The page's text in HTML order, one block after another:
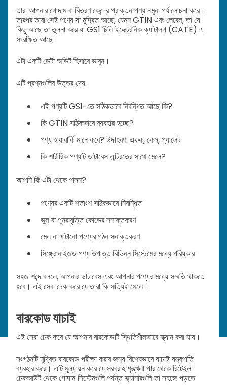
তারা আপনার গোদাম বা বিতরণ কেন্দ্রে প্রাক্তন পণ্য নমুনা পর্যালোচনা করে।
তারপর তারা সেই পণ্যে যা মুদ্রিত আছে, যেমন GTIN এবং লেবেল, তা যে
কিছু আছে তা তুলনা করে যা GS1 চিলি ইলেক্ট্রনিক ক্যাটালগ (CATE) এ
সংরক্ষিত আছে।
এটা একটি ডেটা অডিট হিসাবে ভাবুন।
এটি প্রশ্নগুলির উত্তর দেয়:
এই পণ্যটি GS1-তে সঠিকভাবে নিবন্ধিত আছে কি?
কি GTIN সঠিকভাবে ব্যবহার হচ্ছে?
পণ্য হায়ারার্কি মানে করে? উদাহরণ: একক, কেস, প্যালেট
কি শারীরিক পণ্যটি ডাটাবেস এন্ট্রিতের সাথে মেলে?
আপনি কি এটা থেকে পানন?
পণ্যের একটি শতাংশ সঠিকভাবে নিবন্ধিত
ভুল বা পুনরাবৃত্তি কোডের সনাক্তকরণ
মেল না খাটানো পণ্যের গঠন সনাক্তকরণ
সিঙ্ক্রোনাইজড পণ্য উপাত্ত বিভিন্ন সিস্টেমের মধ্যে পরিষ্কার
সহজ শব্দে বললে, আপনার ডাটাবেস এবং আপনার পণ্যের মধ্যে সম্মতি থাকতে
হবে। এই সেবা চেক করে যে তারা কি সত্যিই মেলে।
বারকোড যাচাই
এই সেবা চেক করে যে আপনার বারকোডটি স্থিতিশীলভাবে স্ক্যান করা যায়।
সংগঠনটি মুদ্রিত বারকোড পরীক্ষা করার জন্য বিশেষভাবে যাচাই যন্ত্রপাতি
ব্যবহার করে। এটি মূল্যায়ন করে যে সরবরাহ শৃঙ্খলা পার থেকে রিটেইল
চেকআউট থেকে গোদাম সিস্টেমগুলি পর্যন্ত স্ক্যানারগুলি তা সহজে পড়তে